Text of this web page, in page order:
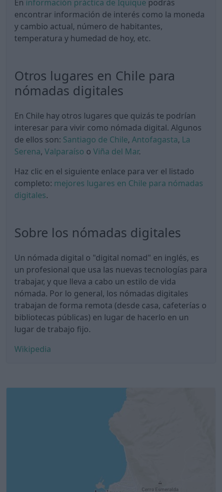
En información práctica de Iquique podrás
encontrar información de interés como la moneda
y cambio actual, número de habitantes,
temperatura y humedad de hoy, etc.
Otros lugares en Chile para
nómadas digitales
En Chile hay otros lugares que quizás te podrían
interesar para vivir como nómada digital. Algunos
de ellos son: Santiago de Chile, Antofagasta, La
Serena, Valparaíso o Viña del Mar.
Haz clic en el siguiente enlace para ver el listado
completo: mejores lugares en Chile para nómadas
digitales.
Sobre los nómadas digitales
Un nómada digital o "digital nomad" en inglés, es
un profesional que usa las nuevas tecnologías para
trabajar, y que lleva a cabo un estilo de vida
nómada. Por lo general, los nómadas digitales
trabajan de forma remota (desde casa, cafeterías o
bibliotecas públicas) en lugar de hacerlo en un
lugar de trabajo fijo.
Wikipedia